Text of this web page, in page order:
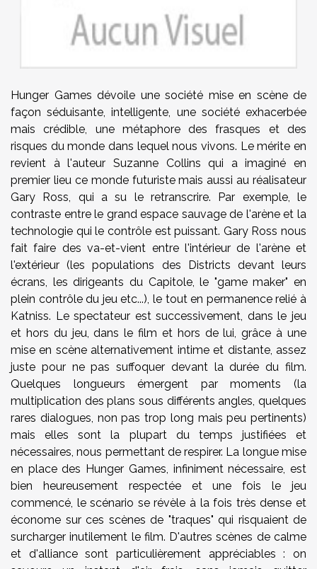
Hunger Games dévoile une société mise en scène de
façon séduisante, intelligente, une société exhacerbée
mais crédible, une métaphore des frasques et des
risques du monde dans lequel nous vivons. Le mérite en
revient à l'auteur Suzanne Collins qui a imaginé en
premier lieu ce monde futuriste mais aussi au réalisateur
Gary Ross, qui a su le retranscrire. Par exemple, le
contraste entre le grand espace sauvage de l'arène et la
technologie qui le contrôle est puissant. Gary Ross nous
fait faire des va-et-vient entre l'intérieur de l'arène et
l'extérieur (les populations des Districts devant leurs
écrans, les dirigeants du Capitole, le "game maker" en
plein contrôle du jeu etc...), le tout en permanence relié à
Katniss. Le spectateur est successivement, dans le jeu
et hors du jeu, dans le film et hors de lui, grâce à une
mise en scène alternativement intime et distante, assez
juste pour ne pas suffoquer devant la durée du film.
Quelques longueurs émergent par moments (la
multiplication des plans sous différents angles, quelques
rares dialogues, non pas trop long mais peu pertinents)
mais elles sont la plupart du temps justifiées et
nécessaires, nous permettant de respirer. La longue mise
en place des Hunger Games, infiniment nécessaire, est
bien heureusement respectée et une fois le jeu
commencé, le scénario se révèle à la fois très dense et
économe sur ces scènes de "traques" qui risquaient de
surcharger inutilement le film. D'autres scènes de calme
et d'alliance sont particulièrement appréciables : on